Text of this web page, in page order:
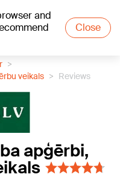
and
Close
veikals
Reviews
apģērbi,